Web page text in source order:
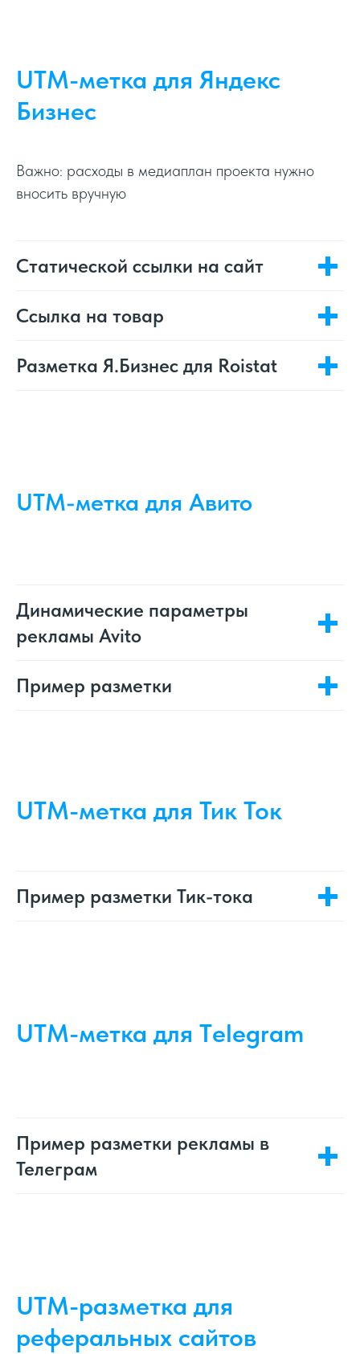
UTM-метка для Яндекс
Бизнес
Важно: расходы в медиаплан проекта нужно
вносить вручную
Статической ссылки на сайт
Ссылка на товар
Разметка Я.Бизнес для Roistat
UTM-метка для Авито
Динамические параметры
рекламы Avito
Пример разметки
UTM-метка для Тик Ток
Пример разметки Тик-тока
UTM-метка для Тelegram
Пример разметки рекламы в
Телеграм
UTM-разметка для
реферальных сайтов